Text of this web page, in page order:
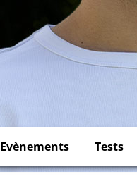
Evènements Tests